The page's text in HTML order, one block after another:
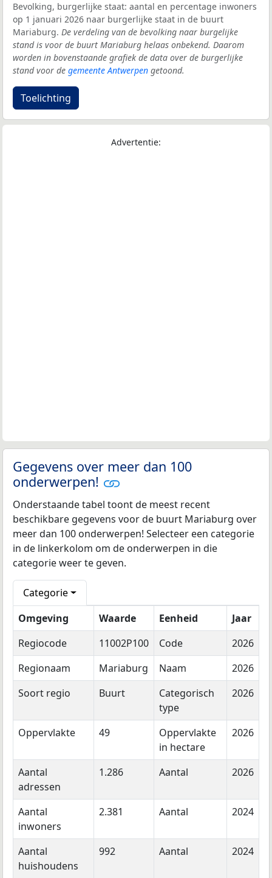
Bevolking, burgerlijke staat: aantal en percentage inwoners
op 1 januari 2026 naar burgerlijke staat in de buurt
Mariaburg. De verdeling van de bevolking naar burgelijke
stand is voor de buurt Mariaburg helaas onbekend. Daarom
worden in bovenstaande grafiek de data over de burgerlijke
stand voor de gemeente Antwerpen getoond.
Toelichting
Advertentie:
Gegevens over meer dan 100
onderwerpen!
Onderstaande tabel toont de meest recent
beschikbare gegevens voor de buurt Mariaburg over
meer dan 100 onderwerpen! Selecteer een categorie
in de linkerkolom om de onderwerpen in die
categorie weer te geven.
Categorie
Omgeving
Waarde Eenheid
Jaar
Regiocode
11002P100 Code
2026
Regionaam
Mariaburg Naam
2026
Soort regio
Buurt
Categorisch
type
2026
Oppervlakte 49
Oppervlakte
in hectare
2026
Aantal
adressen
1.286 Aantal 2026
Aantal
inwoners
2.381 Aantal 2024
Aantal
huishoudens
992 Aantal 2024